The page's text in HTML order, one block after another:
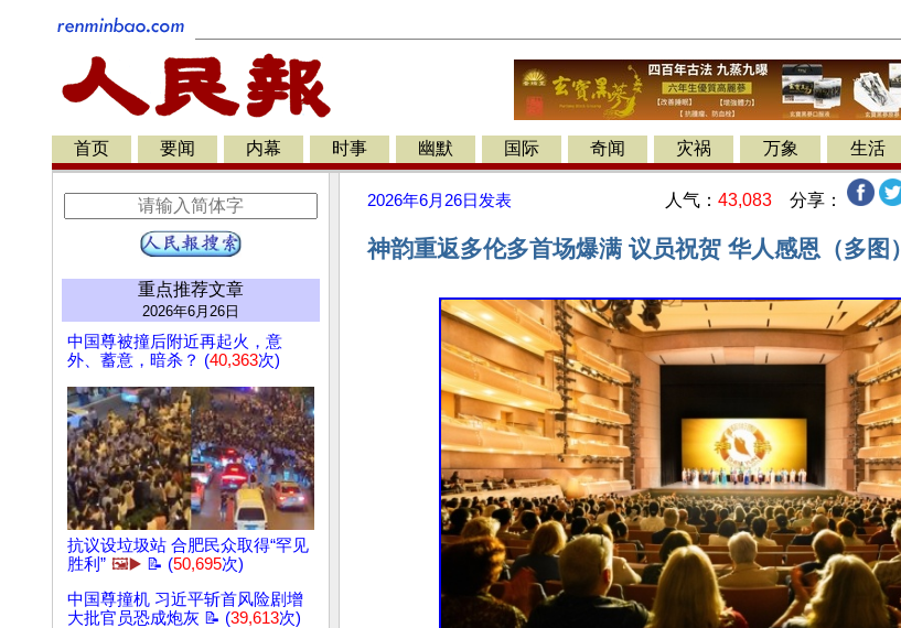
首页 要闻 内幕 时事 幽默 国际 奇闻 灾祸 万象 生活
重点推荐文章
2026年6月26日
中国尊被撞后附近再起火，意
外、蓄意，暗杀？ (40,363次)
抗议设垃圾站 合肥民众取得“罕见
胜利” 🖼️▶️ 📝 (50,695次)
中国尊撞机 习近平斩首风险剧增
大批官员恐成炮灰 📝 (39,613次)
2026年6月26日 发表 人气： 43,083 分享：
神韵重返多伦多首场爆满 议员祝贺 华人感恩（多图）